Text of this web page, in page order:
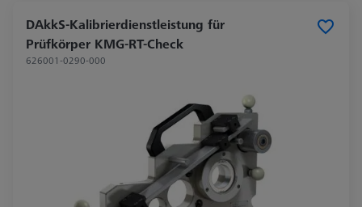
DAkkS-Kalibrierdienstleistung für
Prüfkörper KMG-RT-Check
626001-0290-000